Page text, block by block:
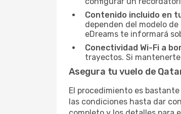
Contenido incluido en
dependen del modelo
eDreams te informará
Conectividad Wi-Fi a
trayectos. Si
Asegura tu vuelo de
El procedimiento es
las condiciones hasta dar